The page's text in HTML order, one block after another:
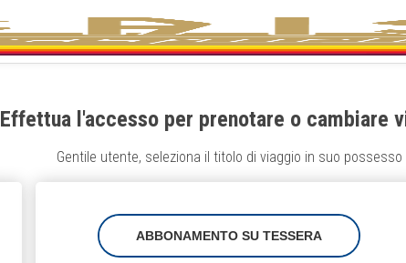
Effettua l'accesso per prenotare o cambiare
Gentile utente, seleziona il titolo di viaggio in suo possesso
ABBONAMENTO SU TESSERA